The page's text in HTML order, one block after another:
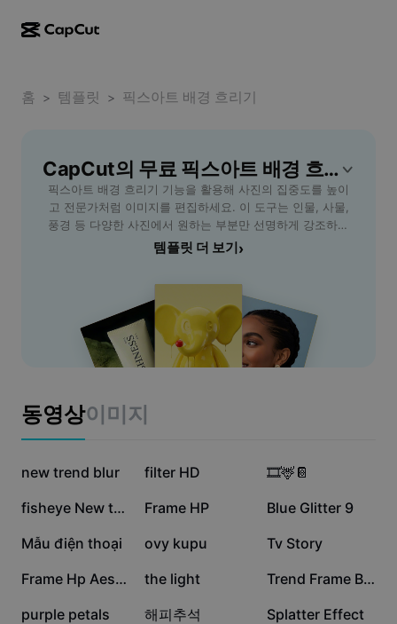
CapCut 데스크톱
CapCut Pad
CapCut 모바일
동영상 스튜디오
AI 동영상 생성기
AI 이미지 생성기
Dreamina Seedance 2.5
Nano Banana Pro
캡션 템플릿
동영상 에디터 및 생성기
이미지 에디터 및 생성기
음성 생성기 및 에디터
사용 사례
마케팅
소셜 미디어 템플릿
더 보기
효과 템플릿
산업 템플릿
요약 템플릿
이니셔티브
제휴 사용자
크리에이티브 파트너 프로그램
CapCut 크리에이티브 캠퍼스
보안 센터
고객 지원 센터
공지
CapCut 서비스 약관 정보
Dreamina Seedance 2.0 Launch
홈 > 템플릿 > 픽스아트 배경 흐리기
CapCut의 무료 픽스아트 배경 흐리기 템플릿
픽스아트 배경 흐리기 기능을 활용해 사진의 집중도를 높이
고 전문가처럼 이미지를 편집하세요. 이 도구는 인물, 사물,
풍경 등 다양한 사진에서 원하는 부분만 선명하게 강조하면
서 배경을 자연스럽게 흐릴 수 있습니다. 초보자도 손쉽게 사
정확하게 배경이 흐려지며, 사용자는 추가 편집 없이 자연스
러운 효과를 경험할 수 있습니다. 픽스아트 배경 흐리기 기능
으로 누구나 특별한 이미지를 완성해보세요. CapCut - AI
Tools로 더 편리하게, 더 전문가답게 사진을 연출하세요.
템플릿 더 보기 ›
동영상이미지
17.5만
new trend blur 12만
filter HD 10.3만
🎞️🦌📔
8.8만 fisheye New trand 6.7만
Frame HP 6.2만
Blue Glitter 9
5.8만
Mẫu điện thoại 4.4만
ovy kupu 2.5만
Tv Story
9.3천 Frame Hp Aesthetic 7천
the light 6.3천 Trend Frame Bulat
6.3천
purple petals 3.1천
해피추석 2.5천
Splatter Effect